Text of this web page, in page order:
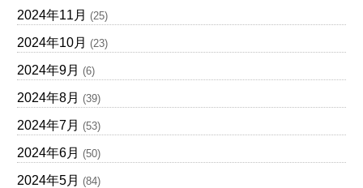
2024年11月 (25)
2024年10月 (23)
2024年9月 (6)
2024年8月 (39)
2024年7月 (53)
2024年6月 (50)
2024年5月 (84)